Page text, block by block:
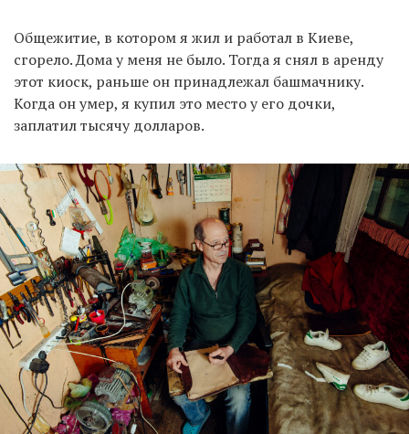
Общежитие, в котором я жил и работал в Киеве,
сгорело. Дома у меня не было. Тогда я снял в аренду
этот киоск, раньше он принадлежал башмачнику.
Когда он умер, я купил это место у его дочки,
заплатил тысячу долларов.